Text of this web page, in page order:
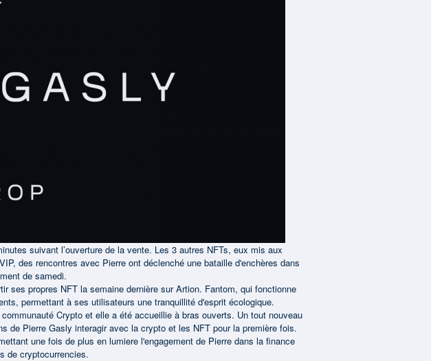
suivant l’ouverture de la vente. Les 3 autres NFTs, eux mis aux
des rencontres avec Pierre ont déclenché une bataille d'enchères dans
de samedi.
ses propres NFT la semaine dernière sur Artion. Fantom, qui fonctionne
permettant à ses utilisateurs une tranquillité d'esprit écologique.
Crypto et elle a été accueillie à bras ouverts. Un tout nouveau
de Pierre Gasly interagir avec la crypto et les NFT pour la première fois.
une fois de plus en lumiere l'engagement de Pierre dans la finance
de cryptocurrencies.